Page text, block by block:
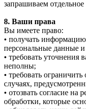
запрашиваем отдельное
8. Ваши права
Вы имеете право:
• получать
персональные данные
• требовать
неполны;
• требовать
случаях,
• отозвать согласие на
обработки, которые